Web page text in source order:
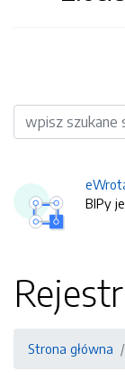
Wyszukiwarka
BIPy
Strona główna